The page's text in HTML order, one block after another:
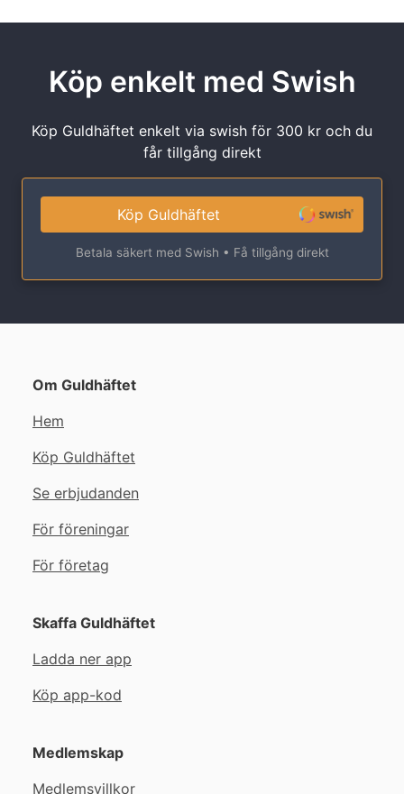
Köp enkelt med Swish
Köp Guldhäftet enkelt via swish för 300 kr och du
får tillgång direkt
Köp Guldhäftet
Betala säkert med Swish • Få tillgång direkt
Om Guldhäftet
Hem
Köp Guldhäftet
Se erbjudanden
För föreningar
För företag
Skaffa Guldhäftet
Ladda ner app
Köp app-kod
Medlemskap
Medlemsvillkor